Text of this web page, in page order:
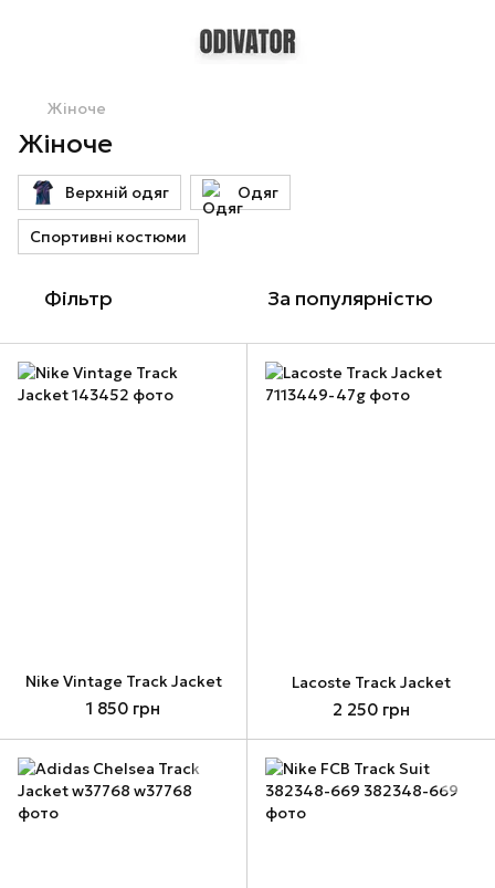
Жіноче
Жіноче
Верхній одяг Одяг
Спортивні костюми
Фільтр За популярністю
Nike Vintage Track Jacket
1 850 грн
Lacoste Track Jacket
2 250 грн